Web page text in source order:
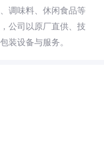
调味料、休闲食品等
公司以原厂直供、技
装设备与服务。